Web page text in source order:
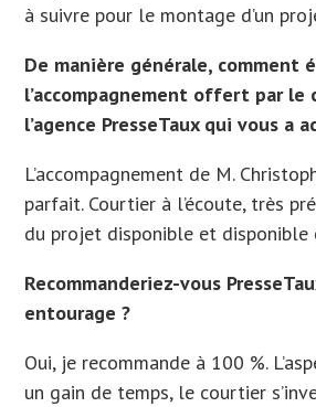
à suivre pour le montage d’un
De manière générale, comment
l’accompagnement offert par le
l’agence PresseTaux qui vous a
L’accompagnement de M.
parfait. Courtier à l’écoute, très
du projet disponible et disponible
Recommanderiez-vous
entourage ?
Oui, je recommande à 100 %.
un gain de temps, le courtier